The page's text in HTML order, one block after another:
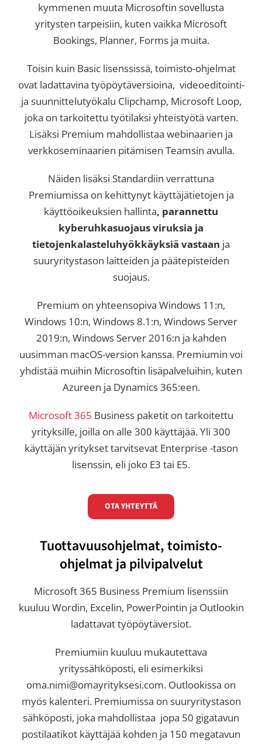
kymmenen muuta Microsoftin sovellusta
yritysten tarpeisiin, kuten vaikka Microsoft
Bookings, Planner, Forms ja muita.
Toisin kuin Basic lisenssissä, toimisto-ohjelmat
ovat ladattavina työpöytäversioina, videoeditointi-
ja suunnittelutyökalu Clipchamp, Microsoft Loop,
joka on tarkoitettu työtilaksi yhteistyötä varten.
Lisäksi Premium mahdollistaa webinaarien ja
verkkoseminaarien pitämisen Teamsin avulla.
Näiden lisäksi Standardiin verrattuna
Premiumissa on kehittynyt käyttäjätietojen ja
käyttöoikeuksien hallinta, parannettu
kyberuhkasuojaus viruksia ja
tietojenkalasteluhyökkäyksiä vastaan ja
suuryritystason laitteiden ja päätepisteiden
suojaus.
Premium on yhteensopiva Windows 11:n,
Windows 10:n, Windows 8.1:n, Windows Server
2019:n, Windows Server 2016:n ja kahden
uusimman macOS-version kanssa. Premiumin voi
yhdistää muihin Microsoftin lisäpalveluihin, kuten
Azureen ja Dynamics 365:een.
Microsoft 365 Business paketit on tarkoitettu
yrityksille, joilla on alle 300 käyttäjää. Yli 300
käyttäjän yritykset tarvitsevat Enterprise -tason
lisenssin, eli joko E3 tai E5.
OTA YHTEYTTÄ
Tuottavuusohjelmat, toimisto-
ohjelmat ja pilvipalvelut
Microsoft 365 Business Premium lisenssiin
kuuluu Wordin, Excelin, PowerPointin ja Outlookin
ladattavat työpöytäversiot.
Premiumiin kuuluu mukautettava
yrityssähköposti, eli esimerkiksi
oma.nimi@omayrityksesi.com. Outlookissa on
myös kalenteri. Premiumissa on suuryritystason
sähköposti, joka mahdollistaa jopa 50 gigatavun
postilaatikot käyttäjää kohden ja 150 megatavun